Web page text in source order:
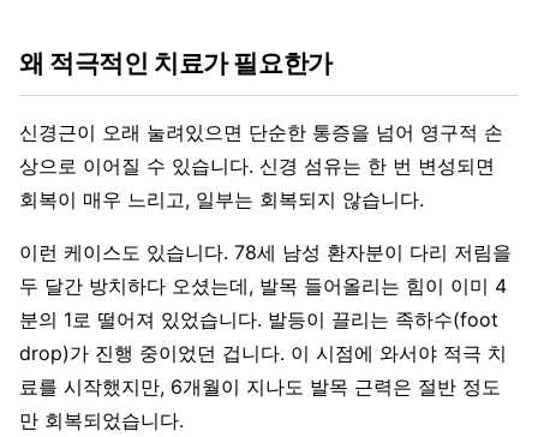
왜 적극적인 치료가 필요한가
신경근이 오래 눌려있으면 단순한 통증을 넘어 영구적 손
상으로 이어질 수 있습니다. 신경 섬유는 한 번 변성되면
회복이 매우 느리고, 일부는 회복되지 않습니다.
이런 케이스도 있습니다. 78세 남성 환자분이 다리 저림을
두 달간 방치하다 오셨는데, 발목 들어올리는 힘이 이미 4
분의 1로 떨어져 있었습니다. 발등이 끌리는 족하수(foot
drop)가 진행 중이었던 겁니다. 이 시점에 와서야 적극 치
료를 시작했지만, 6개월이 지나도 발목 근력은 절반 정도
만 회복되었습니다.